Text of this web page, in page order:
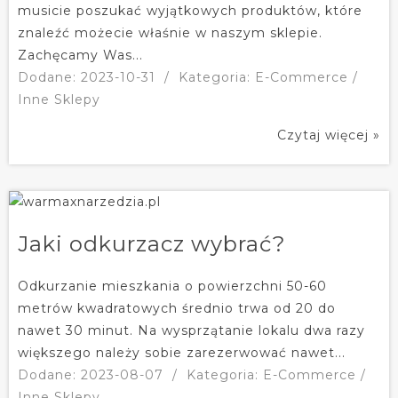
musicie poszukać wyjątkowych produktów, które
znaleźć możecie właśnie w naszym sklepie.
Zachęcamy Was...
Dodane: 2023-10-31
/
Kategoria: E-Commerce /
Inne Sklepy
Czytaj więcej »
Jaki odkurzacz wybrać?
Odkurzanie mieszkania o powierzchni 50-60
metrów kwadratowych średnio trwa od 20 do
nawet 30 minut. Na wysprzątanie lokalu dwa razy
większego należy sobie zarezerwować nawet...
Dodane: 2023-08-07
/
Kategoria: E-Commerce /